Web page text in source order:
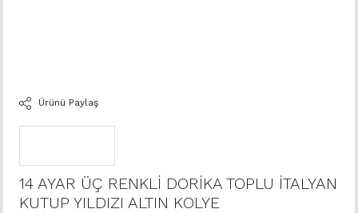
Ürünü Paylaş
14 AYAR ÜÇ RENKLİ DORİKA TOPLU İTALYAN
KUTUP YILDIZI ALTIN KOLYE